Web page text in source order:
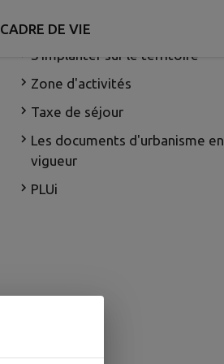
CADRE DE VIE
S'implanter sur le territoire
Zone d'activités
Taxe de séjour
Les documents d'urbanisme en
vigueur
PLUi